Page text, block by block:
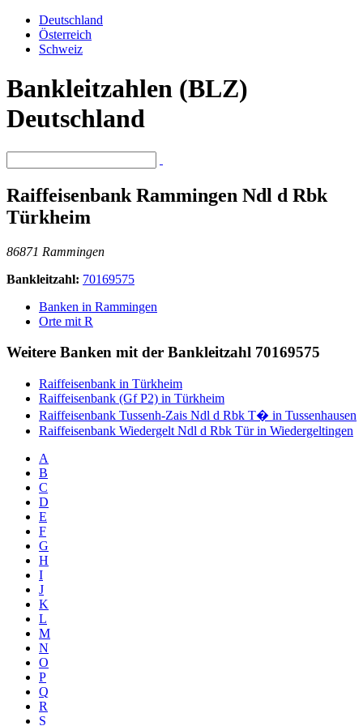
Deutschland
Österreich
Schweiz
Bankleitzahlen (BLZ)
Deutschland
Raiffeisenbank Rammingen Ndl d Rbk
Türkheim
86871 Rammingen
Bankleitzahl: 70169575
Banken in Rammingen
Orte mit R
Weitere Banken mit der Bankleitzahl 70169575
Raiffeisenbank in Türkheim
Raiffeisenbank (Gf P2) in Türkheim
Raiffeisenbank Tussenh-Zais Ndl d Rbk T� in Tussenhausen
Raiffeisenbank Wiedergelt Ndl d Rbk Tür in Wiedergeltingen
A
B
C
D
E
F
G
H
I
J
K
L
M
N
O
P
Q
R
S